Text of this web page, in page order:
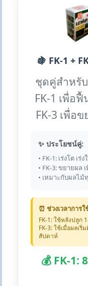
🍇 FK-1 +
ชุดคู่สำหรั
FK-1 เพื่อ
FK-3 เพื่อ
✨ ประโยชน์คู่:
• FK-1: เร่งโต เร่
• FK-3: ขยายผล
• เหมาะกับผลไ
⏰ ช่วงเวลาการใ
FK-1: ใช้หลังปลูก
FK-3: ใช้เมื่อผลเ
สัปดาห์
💰 FK-1: